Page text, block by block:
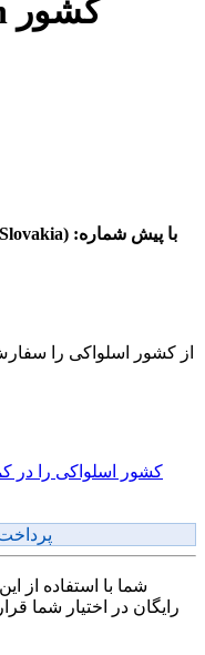
شماره تلفن Martin از کشور اسلواکی (Slovakia) با پیش شماره:
شما با استفاده از
رایگان در اختیار شما